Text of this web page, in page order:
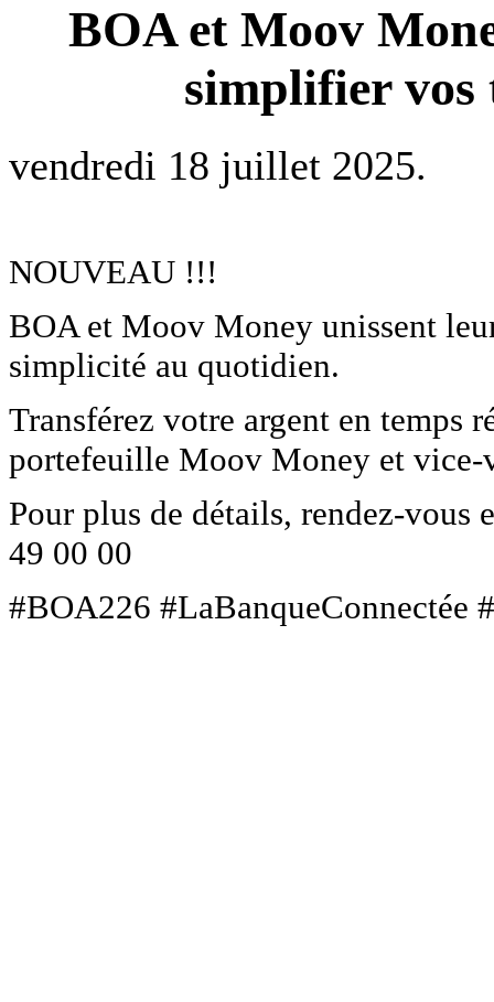
BOA et Moov
simplifier vos
vendredi 18 juillet 2025.
NOUVEAU !!!
BOA et Moov Money unissent
simplicité au quotidien.
Transférez votre argent en temps
portefeuille Moov Money et vice-
Pour plus de détails, rendez-vous
49 00 00
#BOA226 #LaBanqueConnectée